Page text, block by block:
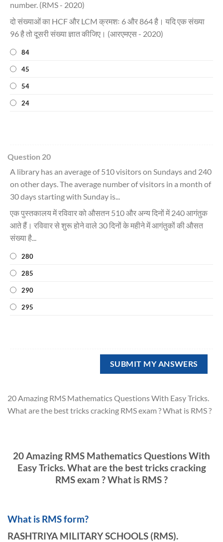
number. (RMS - 2020)
दो संख्याओं का HCF और LCM क्रमशः 6 और 864 है। यदि एक संख्या
96 है तो दूसरी संख्या ज्ञात कीजिए। (आरएमएस - 2020)
84
45
54
24
Question 20
A library has an average of 510 visitors on Sundays and 240
on other days. The average number of visitors in a month of
30 days starting with Sunday is...
एक पुस्तकालय में रविवार को औसतन 510 और अन्य दिनों में 240 आगंतुक
आते हैं। रविवार से शुरू होने वाले 30 दिनों के महीने में आगंतुकों की औसत
संख्या है...
280
285
290
295
20 Amazing RMS Mathematics Questions With Easy Tricks.
What are the best tricks cracking RMS exam ? What is RMS ?
20 Amazing RMS Mathematics Questions With
Easy Tricks. What are the best tricks cracking
RMS exam ? What is RMS ?
What is RMS form?
RASHTRIYA MILITARY SCHOOLS (RMS).